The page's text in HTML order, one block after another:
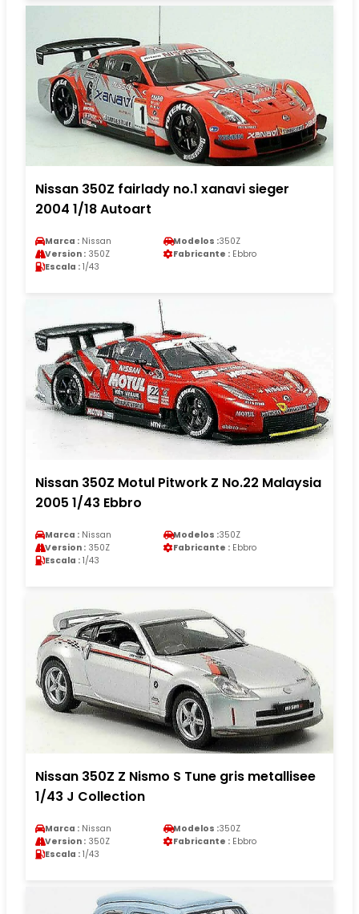
Nissan 350Z fairlady no.1 xanavi sieger
2004 1/18 Autoart
Marca : Nissan Modelos :350Z
Version : 350Z Fabricante : Ebbro
Escala : 1/43
Nissan 350Z Motul Pitwork Z No.22 Malaysia
2005 1/43 Ebbro
Marca : Nissan Modelos :350Z
Version : 350Z Fabricante : Ebbro
Escala : 1/43
Nissan 350Z Z Nismo S Tune gris metallisee
1/43 J Collection
Marca : Nissan Modelos :350Z
Version : 350Z Fabricante : Ebbro
Escala : 1/43